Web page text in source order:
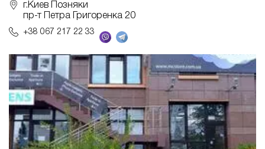
г.Киев Позняки
пр-т Петра Григоренка 20
+38 067 217 22 33